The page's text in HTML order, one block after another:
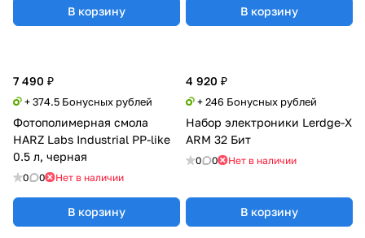
В корзину В корзину
7 490 ₽
+ 374.5 Бонусных рублей
Фотополимерная смола
HARZ Labs Industrial PP-like
0.5 л, черная
0 0 Нет в наличии
В корзину
4 920 ₽
+ 246 Бонусных рублей
Набор электроники Lerdge-X
ARM 32 Бит
0 0 Нет в наличии
В корзину